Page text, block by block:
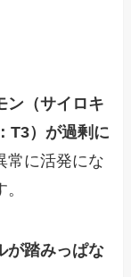
ン（サイロキ
T3）が過剰に
常に活発にな
が踏みっぱな